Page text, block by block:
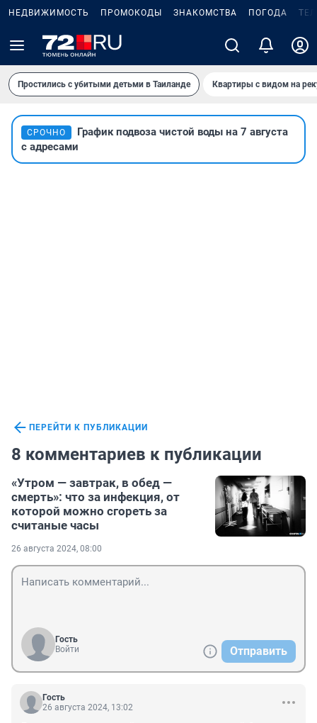
НЕДВИЖИМОСТЬ ПРОМОКОДЫ ЗНАКОМСТВА ПОГОДА
Простились с убитыми детьми в Таиланде Квартиры с видом на
СРОЧНО
График подвоза чистой воды на 7 августа
с адресами
ПЕРЕЙТИ К ПУБЛИКАЦИИ
8 комментариев к публикации
«Утром — завтрак, в обед —
смерть»: что за инфекция, от
которой можно сгореть за
считаные часы
26 августа 2024, 08:00
Гость
Войти
Отправить
Гость
26 августа 2024, 13:02